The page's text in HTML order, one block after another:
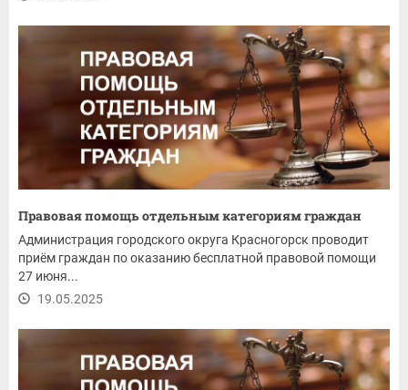
Правовая помощь отдельным категориям граждан
Администрация городского округа Красногорск проводит
приём граждан по оказанию бесплатной правовой помощи
27 июня...
19.05.2025